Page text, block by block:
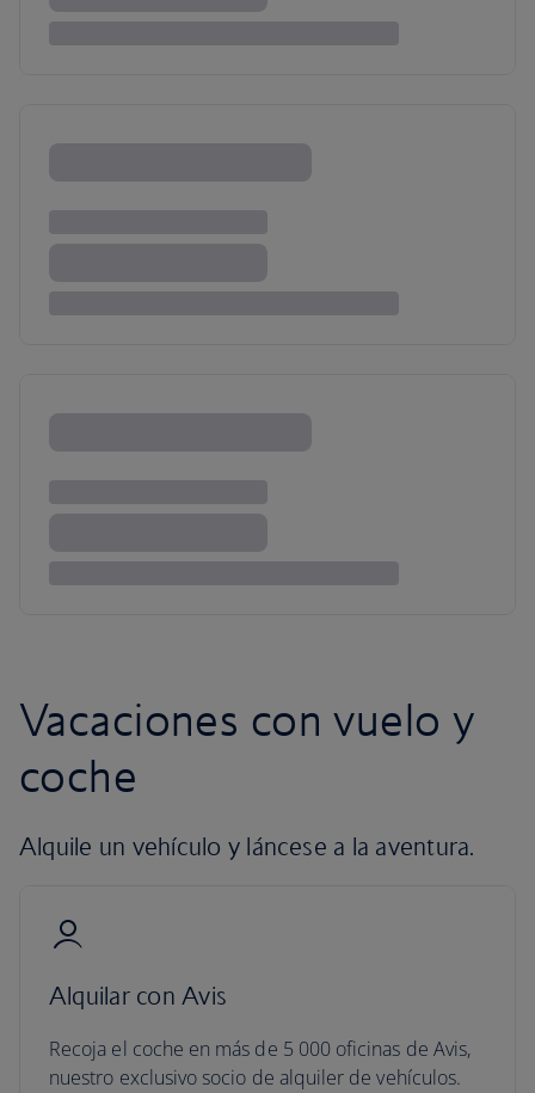
Vacaciones con vuelo y
coche
Alquile un vehículo y láncese a la aventura.
Alquilar con Avis
Recoja el coche en más de 5 000 oficinas de Avis,
nuestro exclusivo socio de alquiler de vehículos.